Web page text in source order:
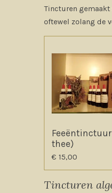
Tincturen
oftewel zolang de
thee)
€ 15,00
Tincturen